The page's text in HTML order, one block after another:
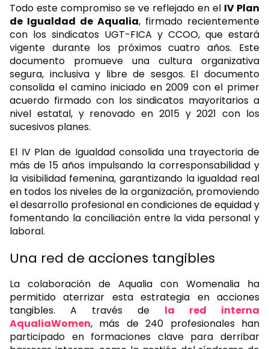
Todo este compromiso se ve reflejado en el IV Plan
de Igualdad de Aqualia, firmado recientemente
con los sindicatos UGT-FICA y CCOO, que estará
vigente durante los próximos cuatro años. Este
documento promueve una cultura organizativa
segura, inclusiva y libre de sesgos. El documento
consolida el camino iniciado en 2009 con el primer
acuerdo firmado con los sindicatos mayoritarios a
nivel estatal, y renovado en 2015 y 2021 con los
sucesivos planes.
El IV Plan de Igualdad consolida una trayectoria de
más de 15 años impulsando la corresponsabilidad y
la visibilidad femenina, garantizando la igualdad real
en todos los niveles de la organización, promoviendo
el desarrollo profesional en condiciones de equidad y
fomentando la conciliación entre la vida personal y
laboral.
Una red de acciones tangibles
La colaboración de Aqualia con Womenalia ha
permitido aterrizar esta estrategia en acciones
tangibles. A través de la red interna
AqualiaWomen, más de 240 profesionales han
participado en formaciones clave para derribar